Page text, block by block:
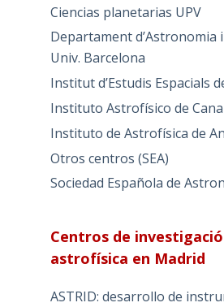
Ciencias planetarias UPV
Departament d’Astronomia
Univ. Barcelona
Institut d’Estudis Espacials
Instituto Astrofísico de
Instituto de Astrofísica de
Otros centros (SEA)
Sociedad Española de
Centros de
astrofísica en Madrid
ASTRID: desarrollo de